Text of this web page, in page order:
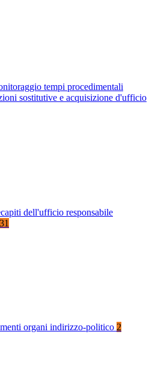
tempi procedimentali
sostitutive e acquisizione d'ufficio
dell'ufficio responsabile
31
organi indirizzo-politico 2